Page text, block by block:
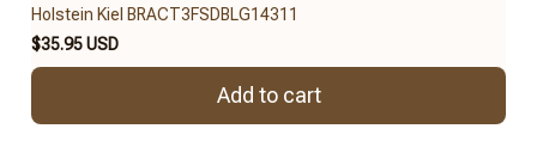
Holstein Kiel BRACT3FSDBLG14311
$35.95 USD
Add to cart